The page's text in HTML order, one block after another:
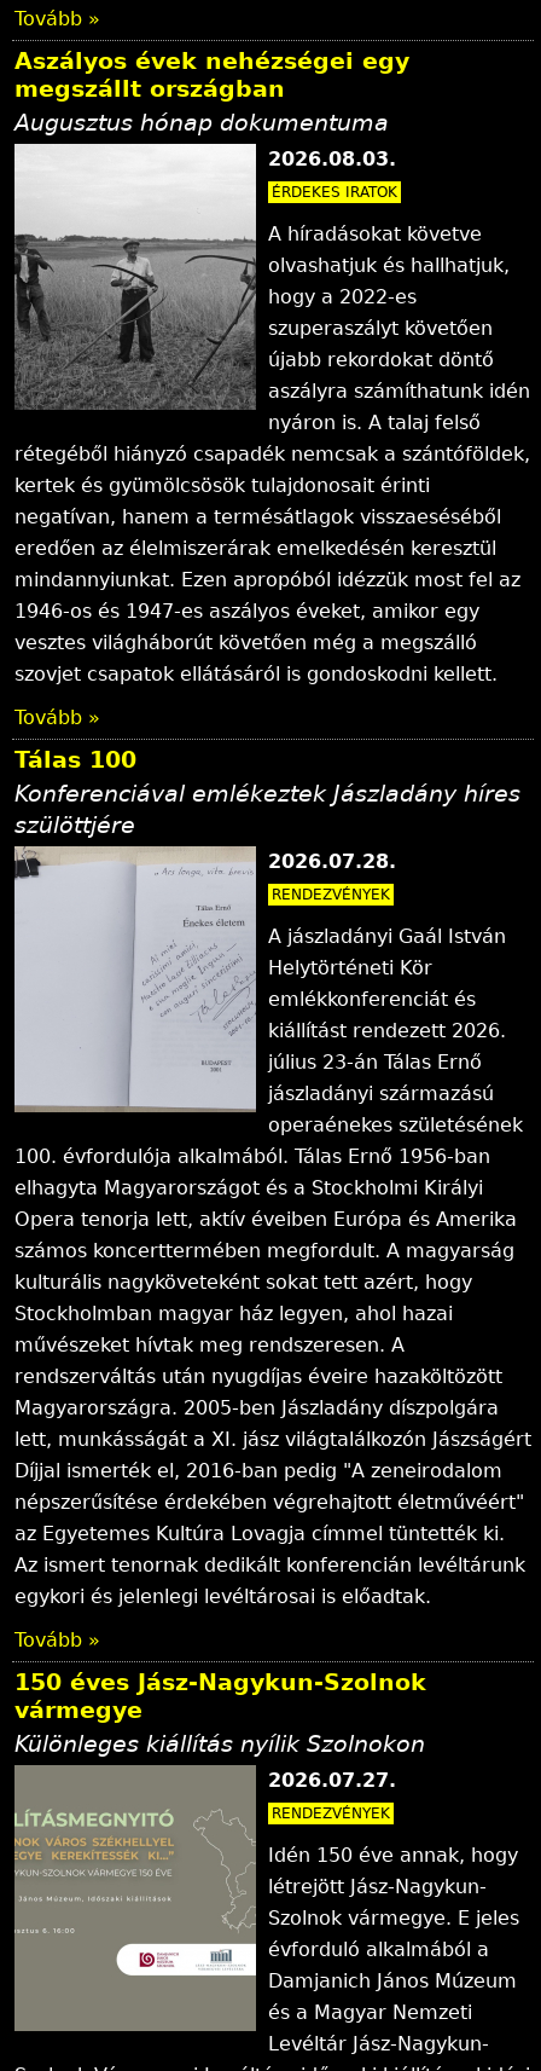
Tovább »
Aszályos évek nehézségei egy
megszállt országban
Augusztus hónap dokumentuma
2026.08.03.
ÉRDEKES IRATOK
A híradásokat követve
olvashatjuk és hallhatjuk,
hogy a 2022-es
szuperaszályt követően
újabb rekordokat döntő
aszályra számíthatunk idén
nyáron is. A talaj felső
rétegéből hiányzó csapadék nemcsak a szántóföldek,
kertek és gyümölcsösök tulajdonosait érinti
negatívan, hanem a termésátlagok visszaeséséből
eredően az élelmiszerárak emelkedésén keresztül
mindannyiunkat. Ezen apropóból idézzük most fel az
1946-os és 1947-es aszályos éveket, amikor egy
vesztes világháborút követően még a megszálló
szovjet csapatok ellátásáról is gondoskodni kellett.
Tovább »
Tálas 100
Konferenciával emlékeztek Jászladány híres
szülöttjére
2026.07.28.
RENDEZVÉNYEK
A jászladányi Gaál István
Helytörténeti Kör
emlékkonferenciát és
kiállítást rendezett 2026.
július 23-án Tálas Ernő
jászladányi származású
operaénekes születésének
100. évfordulója alkalmából. Tálas Ernő 1956-ban
elhagyta Magyarországot és a Stockholmi Királyi
Opera tenorja lett, aktív éveiben Európa és Amerika
számos koncerttermében megfordult. A magyarság
kulturális nagyköveteként sokat tett azért, hogy
Stockholmban magyar ház legyen, ahol hazai
művészeket hívtak meg rendszeresen. A
rendszerváltás után nyugdíjas éveire hazaköltözött
Magyarországra. 2005-ben Jászladány díszpolgára
lett, munkásságát a XI. jász világtalálkozón Jászságért
Díjjal ismerték el, 2016-ban pedig "A zeneirodalom
népszerűsítése érdekében végrehajtott életművéért"
az Egyetemes Kultúra Lovagja címmel tüntették ki.
Az ismert tenornak dedikált konferencián levéltárunk
egykori és jelenlegi levéltárosai is előadtak.
Tovább »
150 éves Jász-Nagykun-Szolnok
vármegye
Különleges kiállítás nyílik Szolnokon
2026.07.27.
RENDEZVÉNYEK
Idén 150 éve annak, hogy
létrejött Jász-Nagykun-
Szolnok vármegye. E jeles
évforduló alkalmából a
Damjanich János Múzeum
és a Magyar Nemzeti
Levéltár Jász-Nagykun-